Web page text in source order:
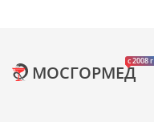
c 2008 г
МОСГОРМЕД